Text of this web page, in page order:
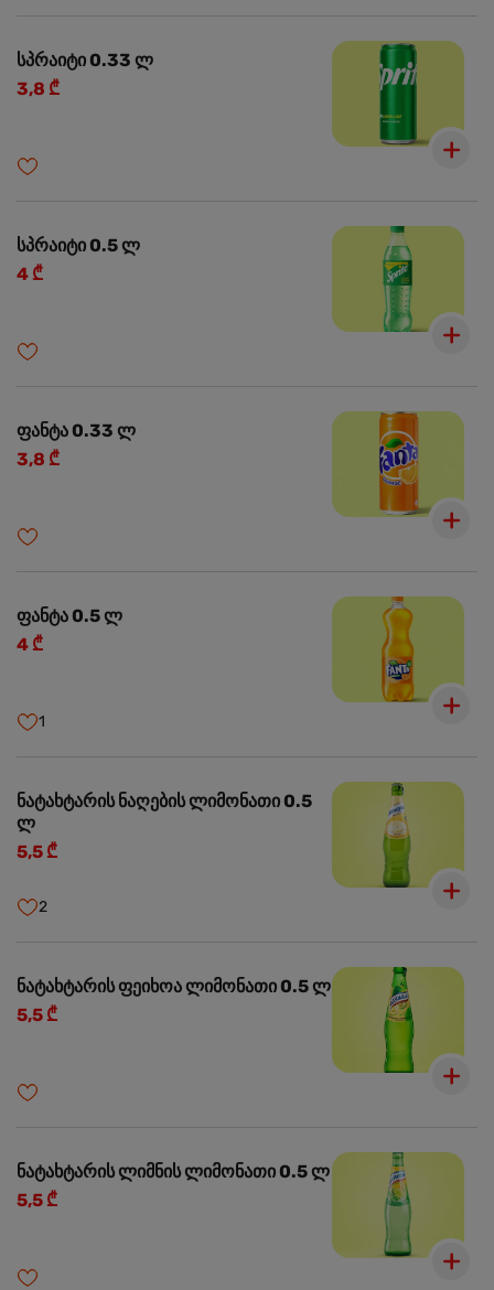
სპრაიტი 0.33 ლ
3,8 ₾
სპრაიტი 0.5 ლ
4 ₾
ფანტა 0.33 ლ
3,8 ₾
ფანტა 0.5 ლ
4 ₾
1
ნატახტარის ნაღების ლიმონათი 0.5
ლ
5,5 ₾
2
ნატახტარის ფეიხოა ლიმონათი 0.5 ლ
5,5 ₾
ნატახტარის ლიმნის ლიმონათი 0.5 ლ
5,5 ₾